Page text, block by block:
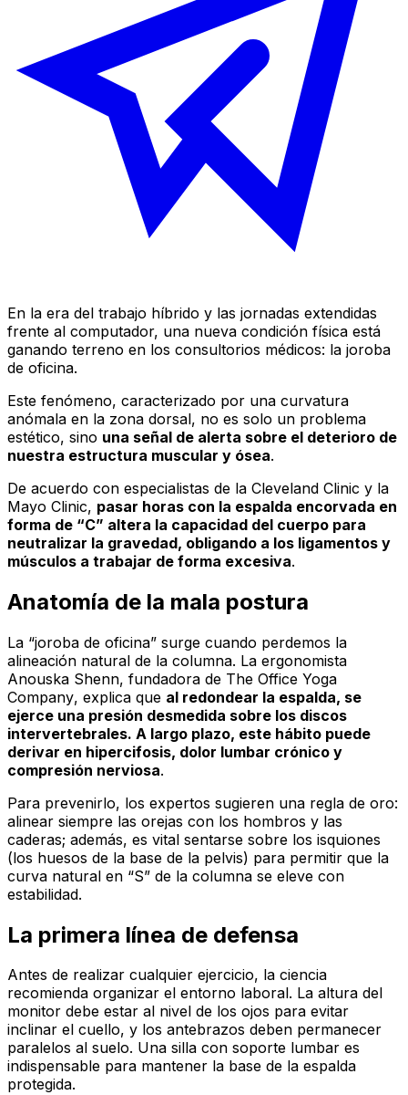
En la era del trabajo híbrido y las jornadas extendidas
frente al computador, una nueva condición física está
ganando terreno en los consultorios médicos: la joroba
de oficina.
Este fenómeno, caracterizado por una curvatura
anómala en la zona dorsal, no es solo un problema
estético, sino una señal de alerta sobre el deterioro de
nuestra estructura muscular y ósea.
De acuerdo con especialistas de la Cleveland Clinic y la
Mayo Clinic, pasar horas con la espalda encorvada en
forma de “C” altera la capacidad del cuerpo para
neutralizar la gravedad, obligando a los ligamentos y
músculos a trabajar de forma excesiva.
Anatomía de la mala postura
La “joroba de oficina” surge cuando perdemos la
alineación natural de la columna. La ergonomista
Anouska Shenn, fundadora de The Office Yoga
Company, explica que al redondear la espalda, se
ejerce una presión desmedida sobre los discos
intervertebrales. A largo plazo, este hábito puede
derivar en hipercifosis, dolor lumbar crónico y
compresión nerviosa.
Para prevenirlo, los expertos sugieren una regla de oro:
alinear siempre las orejas con los hombros y las
caderas; además, es vital sentarse sobre los isquiones
(los huesos de la base de la pelvis) para permitir que la
curva natural en “S” de la columna se eleve con
estabilidad.
La primera línea de defensa
Antes de realizar cualquier ejercicio, la ciencia
recomienda organizar el entorno laboral. La altura del
monitor debe estar al nivel de los ojos para evitar
inclinar el cuello, y los antebrazos deben permanecer
paralelos al suelo. Una silla con soporte lumbar es
indispensable para mantener la base de la espalda
protegida.